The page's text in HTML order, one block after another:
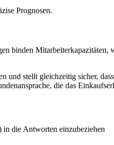
Prognosen.
binden Mitarbeiterkapazitäten,
stellt gleichzeitig sicher,
die das
in die Antworten einzubeziehen